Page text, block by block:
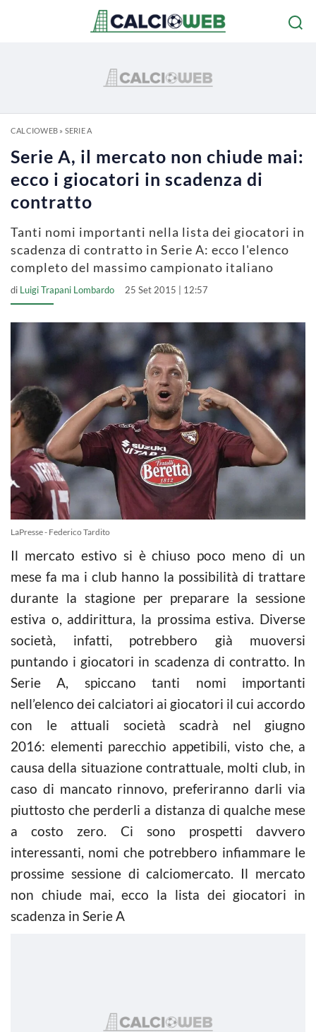
CALCIOWEB» SERIE A
Serie A, il mercato non chiude mai:
ecco i giocatori in scadenza di
contratto
Tanti nomi importanti nella lista dei giocatori in
scadenza di contratto in Serie A: ecco l'elenco
completo del massimo campionato italiano
di Luigi Trapani Lombardo 25 Set 2015 | 12:57
LaPresse - Federico Tardito
Il mercato estivo si è chiuso poco meno di un
mese fa ma i club hanno la possibilità di trattare
durante la stagione per preparare la sessione
estiva o, addirittura, la prossima estiva. Diverse
società, infatti, potrebbero già muoversi
puntando i giocatori in scadenza di contratto. In
Serie A, spiccano tanti nomi importanti
nell’elenco dei calciatori ai giocatori il cui accordo
con le attuali società scadrà nel giugno
2016: elementi parecchio appetibili, visto che, a
causa della situazione contrattuale, molti club, in
caso di mancato rinnovo, preferiranno darli via
piuttosto che perderli a distanza di qualche mese
a costo zero. Ci sono prospetti davvero
interessanti, nomi che potrebbero infiammare le
prossime sessione di calciomercato. Il mercato
non chiude mai, ecco la lista dei giocatori in
scadenza in Serie A